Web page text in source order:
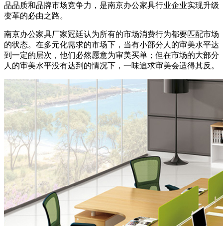
品品质和品牌市场竞争力，是南京办公家具行业企业实现升级
变革的必由之路。
南京办公家具厂家冠廷认为所有的市场消费行为都要匹配市场
的状态。在多元化需求的市场下，当有小部分人的审美水平达
到一定的层次，他们必然愿意为审美买单；但在市场的大部分
人的审美水平没有达到的情况下，一味追求审美会适得其反。